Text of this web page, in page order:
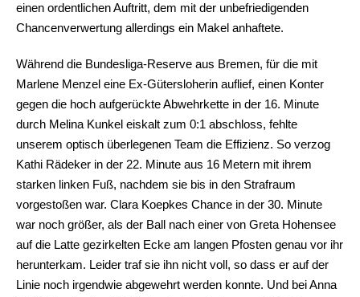
einen ordentlichen Auftritt, dem mit der unbefriedigenden
Chancenverwertung allerdings ein Makel anhaftete.
Während die Bundesliga-Reserve aus Bremen, für die mit
Marlene Menzel eine Ex-Gütersloherin auflief, einen Konter
gegen die hoch aufgerückte Abwehrkette in der 16. Minute
durch Melina Kunkel eiskalt zum 0:1 abschloss, fehlte
unserem optisch überlegenen Team die Effizienz. So verzog
Kathi Rädeker in der 22. Minute aus 16 Metern mit ihrem
starken linken Fuß, nachdem sie bis in den Strafraum
vorgestoßen war. Clara Koepkes Chance in der 30. Minute
war noch größer, als der Ball nach einer von Greta Hohensee
auf die Latte gezirkelten Ecke am langen Pfosten genau vor ihr
herunterkam. Leider traf sie ihn nicht voll, so dass er auf der
Linie noch irgendwie abgewehrt werden konnte. Und bei Anna